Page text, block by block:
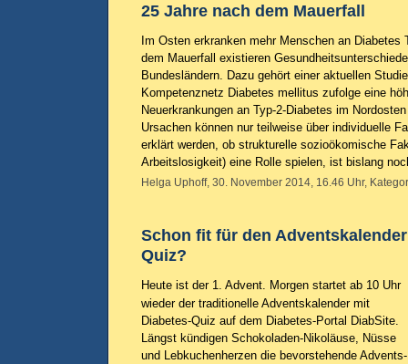
25 Jahre nach dem Mauerfall
Im Osten erkranken mehr Menschen an Diabetes
dem Mauerfall existieren
Bundesländern. Dazu gehört einer aktuellen
Kompetenznetz Diabetes mellitus zufolge eine
Neuerkrankungen an Typ-2-Diabetes im
Ursachen können nur teilweise über individuelle
erklärt werden, ob strukturelle sozioökomische
Arbeitslosigkeit) eine Rolle spielen, ist bislang
Helga Uphoff, 30. November 2014, 16.46 Uhr,
Schon fit für den
Quiz?
Heute ist der 1. Advent. Morgen startet ab 10 Uhr
wieder der traditionelle Adventskalender mit
Diabetes-Quiz auf dem Diabetes-Portal DiabSite.
Längst kündigen Schokoladen-Nikoläuse, Nüsse
und Lebkuchenherzen die bevorstehende